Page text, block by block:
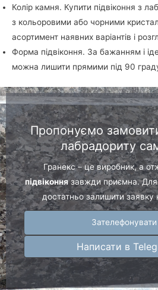
Колір камня. Купити підвіконня з
з кольоровими або чорними
асортимент наявних варіантів і
Форма підвіконня. За бажанням і
можна лишити прямими під 90
Пропонуємо
лабрадориту
Гранекс – це виробник, а
підвіконнязавжди приємна. Для
достатньо залишити заявку
Зателефонувати
Написати в